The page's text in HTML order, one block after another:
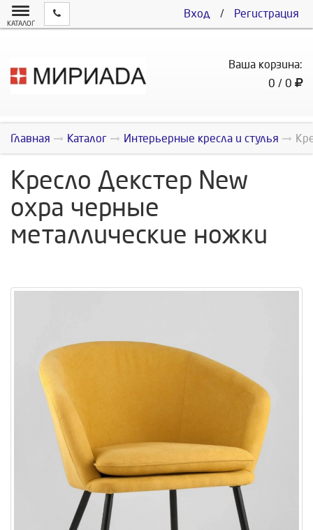
Вход / Регистрация
КАТАЛОГ
Ваша корзина:
0 / 0
Главная Каталог Интерьерные кресла и стулья
Кресло Декстер New
охра черные
металлические ножки